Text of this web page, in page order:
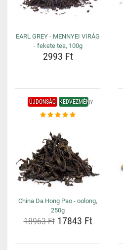
EARL GREY - MENNYEI VIRÁG
- fekete tea, 100g
2993 Ft
ÚJDONSÁG KEDVEZMÉNY
China Da Hong Pao - oolong,
250g
18963 Ft17843 Ft